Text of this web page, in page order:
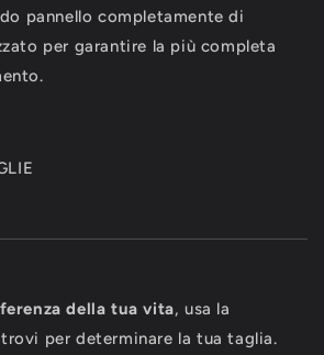
pannello completamente di
per garantire la più completa
della tua vita, usa la
per determinare la tua taglia.